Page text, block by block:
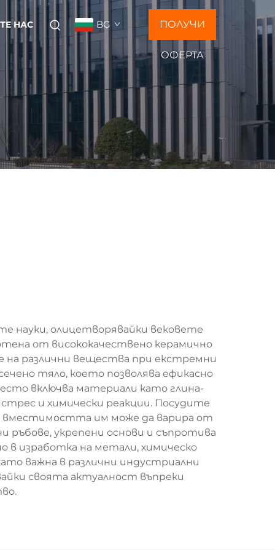
НАС BG ПОЛУЧИ
ОФЕРТА
науки, олицетворявайки вековете
от висококачествено керамично
на различни вещества при екстремни
тяло, което позволява ефикасно
включва материали като глина-
и химически реакции. Посудите
вместимостта им може да варира от
ръбове, укрепени основи и съпротива
в изработка на метали, химическо
важна в различни индустриални
своята актуалност въпреки